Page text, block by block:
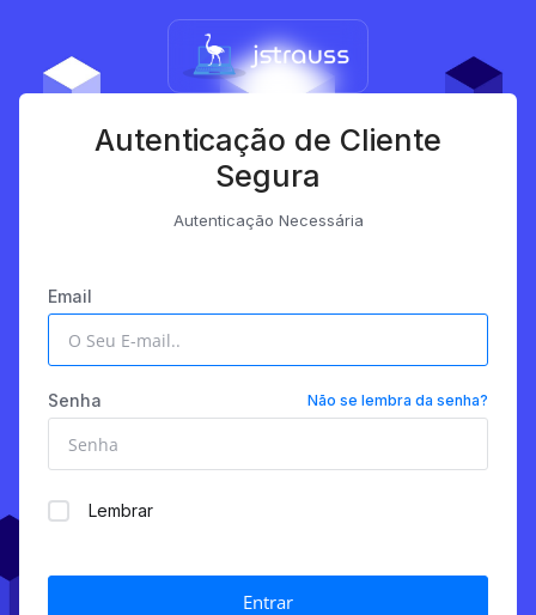
Autenticação de Cliente
Segura
Autenticação Necessária
Email
Senha Não se lembra da senha?
Lembrar